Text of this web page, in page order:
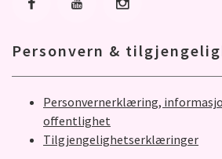
Gå til Facebook
Gå til YoutubeGå til Instagram
Personvern &
Personvernerklæring,
offentlighet
Tilgjengelighetserklæringer